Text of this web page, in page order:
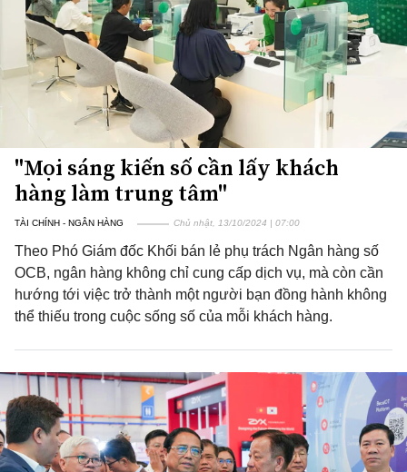
"Mọi sáng kiến số cần lấy khách
hàng làm trung tâm"
TÀI CHÍNH - NGÂN HÀNG Chủ nhật, 13/10/2024 | 07:00
Theo Phó Giám đốc Khối bán lẻ phụ trách Ngân hàng số
OCB, ngân hàng không chỉ cung cấp dịch vụ, mà còn cần
hướng tới việc trở thành một người bạn đồng hành không
thể thiếu trong cuộc sống số của mỗi khách hàng.